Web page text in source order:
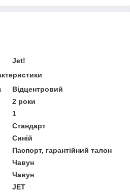
Jet!
Відцентровий
2 роки
1
Стандарт
Синій
Паспорт, гарантійний талон
Чавун
Чавун
JET